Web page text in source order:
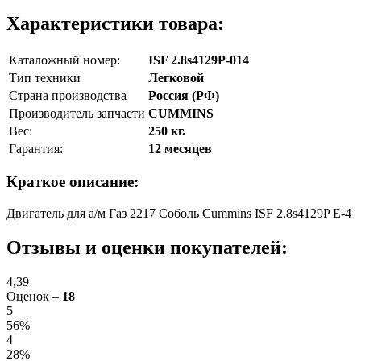
Характеристики товара:
Каталожный номер:
ISF 2.8s4129P-014
Тип техники
Легковой
Страна производства
Россия (РФ)
Производитель запчасти CUMMINS
Вес:
250 кг.
Гарантия:
12 месяцев
Краткое описание:
Двигатель для а/м Газ 2217 Соболь Cummins ISF 2.8s4129P Е-4
Отзывы и оценки покупателей:
4,39
Оценок – 18
5
56%
4
28%